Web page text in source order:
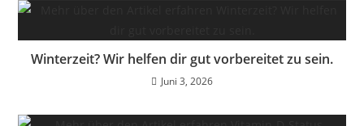
Winterzeit? Wir helfen dir gut vorbereitet zu sein.
Juni 3, 2026